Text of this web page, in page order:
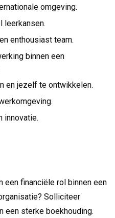
omgeving.
leerkansen.
enthousiast team.
binnen een
en jezelf te ontwikkelen.
innovatie.
een financiële rol binnen een
Solliciteer
een sterke boekhouding.